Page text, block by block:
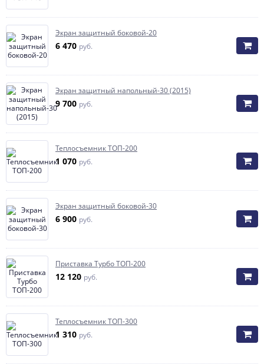
Экран защитный боковой-20
6 470 руб.
Экран защитный напольный-30 (2015)
9 700 руб.
Теплосъемник ТОП-200
1 070 руб.
Экран защитный боковой-30
6 900 руб.
Приставка Турбо ТОП-200
12 120 руб.
Теплосъемник ТОП-300
1 310 руб.